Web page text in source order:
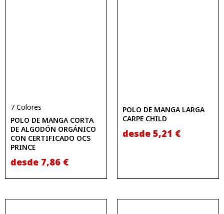
7 Colores
POLO DE MANGA CORTA
DE ALGODÓN ORGÁNICO
CON CERTIFICADO OCS
PRINCE
desde 7,86 €
POLO DE MANGA LARGA
CARPE CHILD
desde 5,21 €